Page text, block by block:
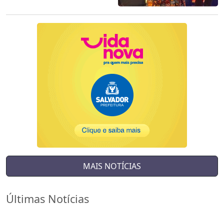
MAIS NOTÍCIAS
Últimas Notícias